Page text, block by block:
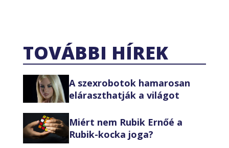
TOVÁBBI HÍREK
A szexrobotok hamarosan
eláraszthatják a világot
Miért nem Rubik Ernőé a
Rubik-kocka joga?